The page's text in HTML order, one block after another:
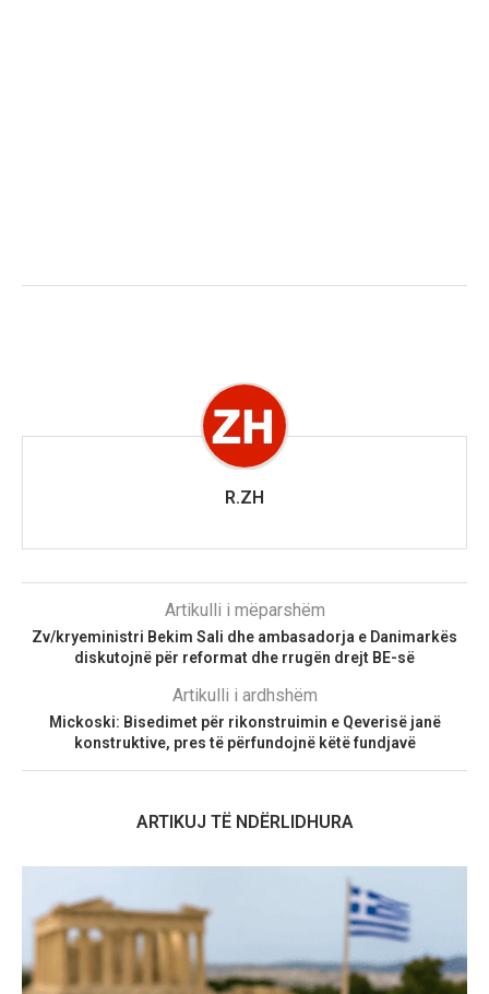
R.ZH
Artikulli i mëparshëm
Zv/kryeministri Bekim Sali dhe ambasadorja e Danimarkës
diskutojnë për reformat dhe rrugën drejt BE-së
Artikulli i ardhshëm
Mickoski: Bisedimet për rikonstruimin e Qeverisë janë
konstruktive, pres të përfundojnë këtë fundjavë
ARTIKUJ TË NDËRLIDHURA